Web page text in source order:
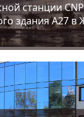
станции
здания А27 в